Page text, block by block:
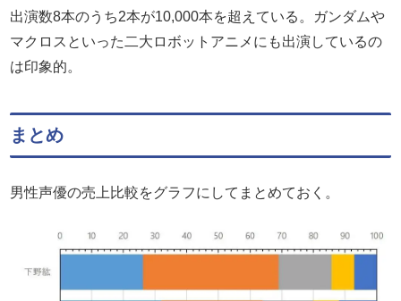
出演数8本のうち2本が10,000本を超えている。ガンダムや
マクロスといった二大ロボットアニメにも出演しているの
は印象的。
まとめ
男性声優の売上比較をグラフにしてまとめておく。